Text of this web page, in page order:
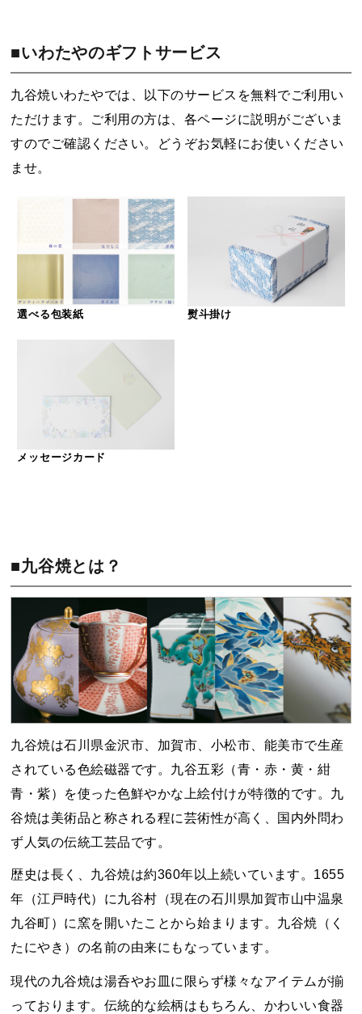
■いわたやのギフトサービス
九谷焼いわたやでは、以下のサービスを無料でご利用い
ただけます。ご利用の方は、各ページに説明がございま
すのでご確認ください。どうぞお気軽にお使いください
ませ。
選べる包装紙 熨斗掛け
メッセージカード
■九谷焼とは？
九谷焼は石川県金沢市、加賀市、小松市、能美市で生産
されている色絵磁器です。九谷五彩（青・赤・黄・紺
青・紫）を使った色鮮やかな上絵付けが特徴的です。九
谷焼は美術品と称される程に芸術性が高く、国内外問わ
ず人気の伝統工芸品です。
歴史は長く、九谷焼は約360年以上続いています。1655
年（江戸時代）に九谷村（現在の石川県加賀市山中温泉
九谷町）に窯を開いたことから始まります。九谷焼（く
たにやき）の名前の由来にもなっています。
現代の九谷焼は湯呑やお皿に限らず様々なアイテムが揃
っております。伝統的な絵柄はもちろん、かわいい食器